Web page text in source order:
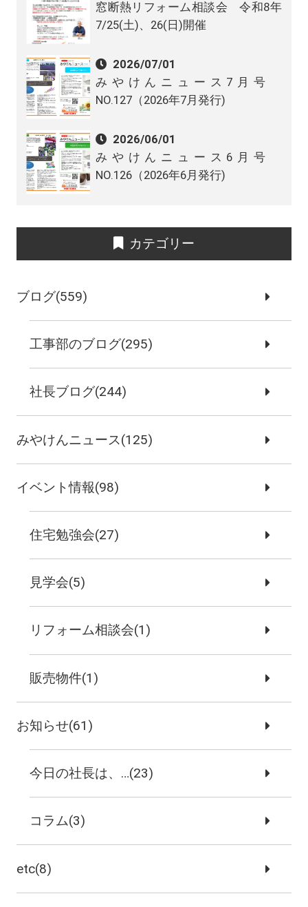
窓断熱リフォーム相談会 令和8年
7/25(土)、26(日)開催
2026/07/01
みやけんニュース7月号
NO.127（2026年7月発行)
2026/06/01
みやけんニュース6月号
NO.126（2026年6月発行)
カテゴリー
ブログ(559)
工事部のブログ(295)
社長ブログ(244)
みやけんニュース(125)
イベント情報(98)
住宅勉強会(27)
見学会(5)
リフォーム相談会(1)
販売物件(1)
お知らせ(61)
今日の社長は、…(23)
コラム(3)
etc(8)